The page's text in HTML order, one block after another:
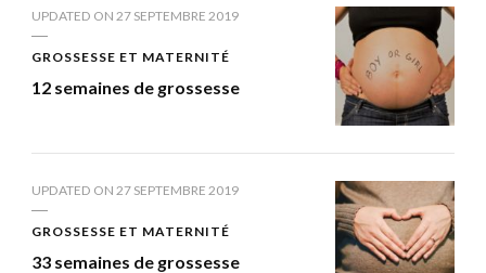
UPDATED ON 27 SEPTEMBRE 2019
GROSSESSE ET MATERNITÉ
12 semaines de grossesse
UPDATED ON 27 SEPTEMBRE 2019
GROSSESSE ET MATERNITÉ
33 semaines de grossesse